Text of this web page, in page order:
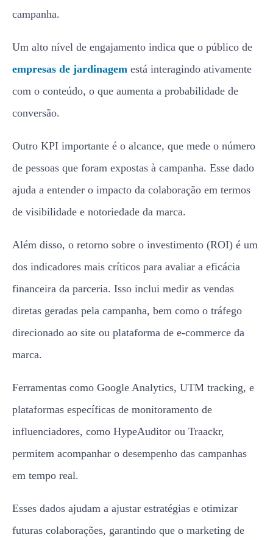
campanha.
Um alto nível de engajamento indica que o público de
empresas de jardinagem está interagindo ativamente
com o conteúdo, o que aumenta a probabilidade de
conversão.
Outro KPI importante é o alcance, que mede o número
de pessoas que foram expostas à campanha. Esse dado
ajuda a entender o impacto da colaboração em termos
de visibilidade e notoriedade da marca.
Além disso, o retorno sobre o investimento (ROI) é um
dos indicadores mais críticos para avaliar a eficácia
financeira da parceria. Isso inclui medir as vendas
diretas geradas pela campanha, bem como o tráfego
direcionado ao site ou plataforma de e-commerce da
marca.
Ferramentas como Google Analytics, UTM tracking, e
plataformas específicas de monitoramento de
influenciadores, como HypeAuditor ou Traackr,
permitem acompanhar o desempenho das campanhas
em tempo real.
Esses dados ajudam a ajustar estratégias e otimizar
futuras colaborações, garantindo que o marketing de